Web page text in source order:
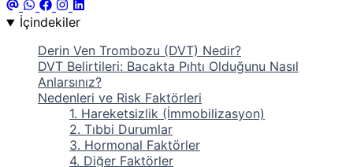
İçindekiler
Derin Ven Trombozu (DVT) Nedir?
DVT Belirtileri: Bacakta Pıhtı Olduğunu Nasıl
Anlarsınız?
Nedenleri ve Risk Faktörleri
1. Hareketsizlik (İmmobilizasyon)
2. Tıbbi Durumlar
3. Hormonal Faktörler
4. Diğer Faktörler